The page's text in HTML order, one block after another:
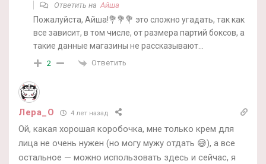
Ответить наАйша
Пожалуйста, Айша!💐💐💐 это сложно угадать, так как
все зависит, в том числе, от размера партий боксов, а
такие данные магазины не рассказывают…
2 Ответить
Лера_О 4 лет назад
Ой, какая хорошая коробочка, мне только крем для
лица не очень нужен (но могу мужу отдать 😅), а все
остальное — можно использовать здесь и сейчас, я